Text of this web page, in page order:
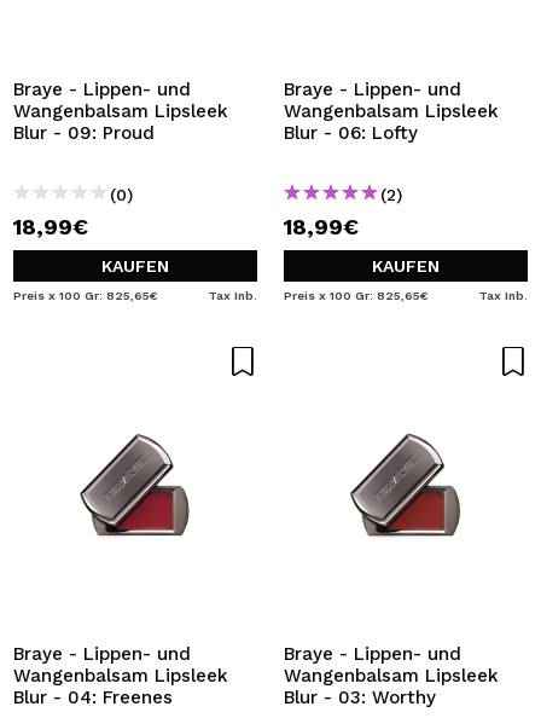
Braye - Lippen- und
Wangenbalsam Lipsleek
Blur - 09: Proud
(0)
18,99€
KAUFEN
Preis x 100 Gr: 825,65€ Tax Inb.
Braye - Lippen- und
Wangenbalsam Lipsleek
Blur - 06: Lofty
(2)
18,99€
KAUFEN
Preis x 100 Gr: 825,65€ Tax Inb.
Braye - Lippen- und
Wangenbalsam Lipsleek
Blur - 04: Freenes
Braye - Lippen- und
Wangenbalsam Lipsleek
Blur - 03: Worthy